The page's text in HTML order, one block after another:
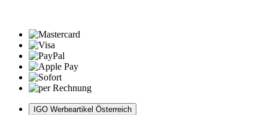
IGO Werbeartikel Österreich